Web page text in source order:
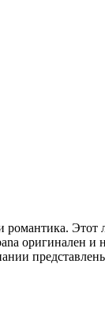
Этот
оригинален